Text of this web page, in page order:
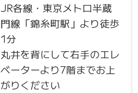
JR各線・東京メトロ半蔵
門線「錦糸町駅」より徒歩
1分
丸井を背にして右手のエレ
ベーターより7階までお上
がりください